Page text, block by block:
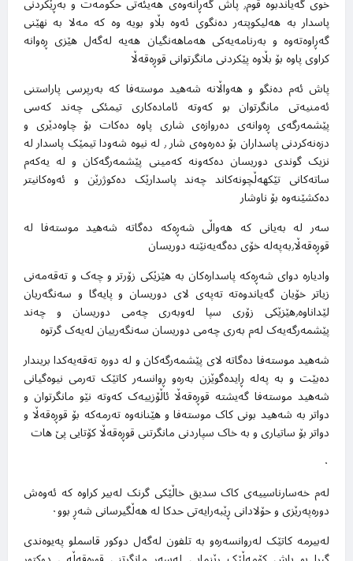
پاسدار بە هەلیکوپتەر دەنگوی ئەوە بڵاو بویە وە کە مەلا بە نهێنی
گەڕاوەتەوە و بەرنامەیەکی هەماهەنگیان هەیە لەگەل هێزی ڕەوانە
کراوی پاوە بۆ بڵاوە پێکردنی مانگرتوانی قوڕەقەڵا
پاش ئەم دەنگو و هەواڵانە شەهید موستەفا کە بەرپرسی پاراستنی
ئەمنیەتی مانگرتوان بو کەوتە ئامادەکاری تیمئکی چەند کەسی
پێشمەرگەی ڕەوانەی دەروازەی شاری پاوە دەکات بۆ چاوەدێری و
دزەنەکردنی پاسداران بۆ دەرەوەی شار ٫ لە نیوە شەودا تیمێک پاسدار لە
نزیک گوندی دوریسان دەکەونە کەمینی پێشمەرگەکان و لە یەکەم
ساتەکانی تێکهەڵچونەکاند چەند پاسدارێک دەکوژرێن و ئەوەکانیتر
دەکشێنەوە بۆ ناوشار
سەر لە بەیانی کە هەواڵی شەڕەکە دەگاتە شەهید موستەفا لە
قوڕەقەڵا٫بەپەلە خۆی دەگەیەنێتە دوریسان
وادیارە دوای شەڕەکە پاسدارەکان بە هێزێکی زۆرتر و چەک و تەقەمەنی
زیاتر خۆیان گەیاندوەتە تەپەی لای دوریسان و پایەگا و سەنگەریان
لێداناوە٫هێزێکی زۆری سپا لەوبەری چەمی دوریسان و چەند
پێشمەرگەیەک لەم بەری چەمی دوریسان سەنگەرییان لەیەک گرتوە
شەهید موستەفا دەگاتە لای پێشمەرگەکان و لە دورە تەقەیەکدا بریندار
دەبێت و بە پەلە ڕایدەگوێزن بەرەو ڕوانسەر کاتێک تەرمی نیوەگیانی
شەهید موستەفا گەیشتە قوڕەقەڵا ئاڵۆزییەک کەوتە نێو مانگرتوان و
دواتر بە شەهید بونی کاک موستەفا و هێنانەوە تەرمەکە بۆ قوڕەقەڵا و
دواتر بۆ ساتیاری و بە خاک سپاردنی مانگرتنی قوڕەقەڵا کۆتایی پێ هات
۰
لەم خەسارناسییەی کاک سدیق خاڵێکی گرنک لەبیر کراوە کە ئەوەش
دورەپەرێزی و حۆلادانی ڕێبەرایەتی حدکا لە هەڵگیرسانی شەڕ بوو۰
لەبیرمە کاتێک لەروانسەرەو بە تلفون لەگەل دوکور قاسملو پەیوەندی